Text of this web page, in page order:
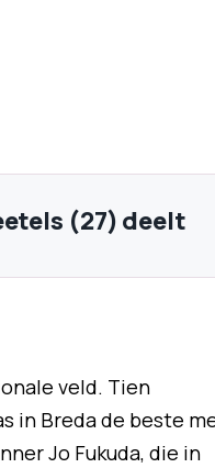
(27) deelt
veld. Tien
in Breda de beste
Jo Fukuda, die in